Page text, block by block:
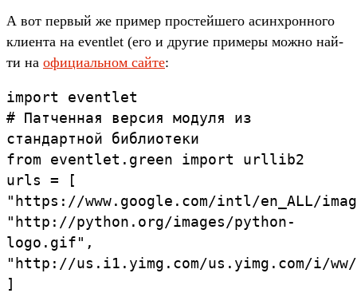
А вот пер­вый же при­мер прос­тей­шего асин­хрон­ного
кли­ента на eventlet (его и дру­гие при­меры мож­но най­
ти на офи­циаль­ном сай­те:
import
eventlet
# Патченная версия модуля из
стандартной библиотеки
from
eventlet. green import
urllib2
urls
=
[
"https://www. google. com/intl/en_ALL/
"http://python. org/images/python-
logo. gif" ,
"http://us. i1. yimg. com/us. yimg. com/i/ww/
]